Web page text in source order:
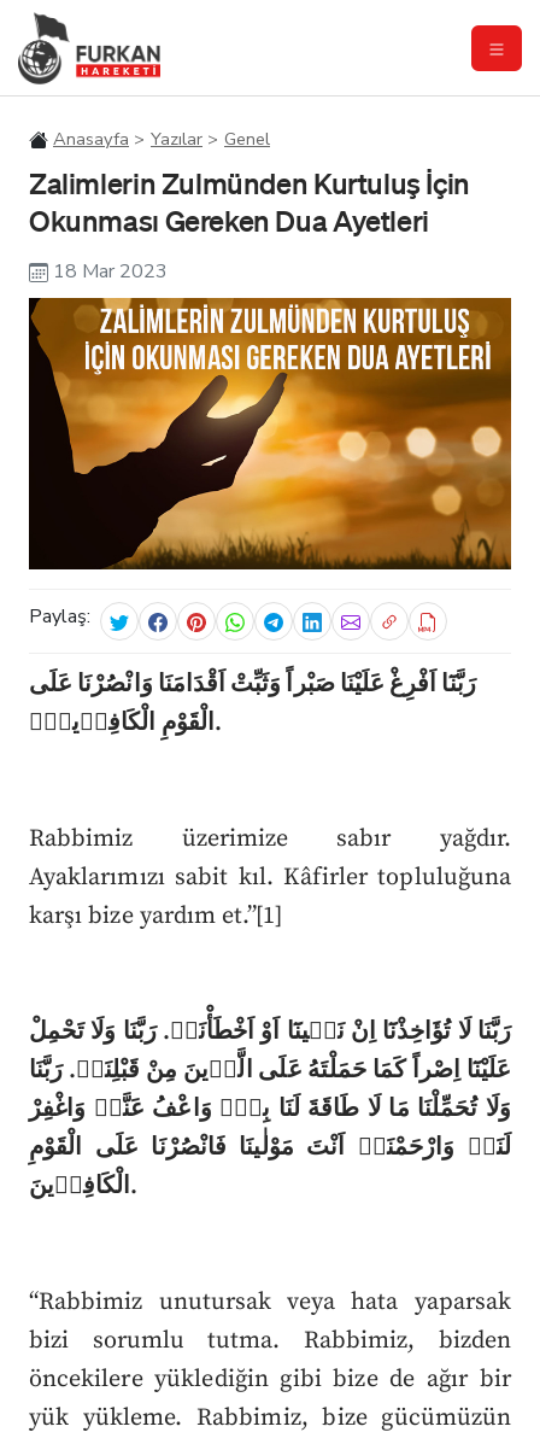
Anasayfa Yazılar Genel
Zalimlerin Zulmünden Kurtuluş İçin
Okunması Gereken Dua Ayetleri
18 Mar 2023
Paylaş:
رَبَّنَٓا اَفْرِغْ عَلَيْنَا صَبْراً وَثَبِّتْ اَقْدَامَنَا وَانْصُرْنَا عَلَى
الْقَوْمِ الْكَافِر۪ينَۜ.
Rabbimiz üzerimize sabır yağdır.
Ayaklarımızı sabit kıl. Kâfirler topluluğuna
karşı bize yardım et.”[1]
رَبَّنَا لَا تُؤَاخِذْنَٓا اِنْ نَس۪ينَٓا اَوْ اَخْطَأْنَاۚ. رَبَّنَا وَلَا تَحْمِلْ
عَلَيْنَٓا اِصْراً كَمَا حَمَلْتَهُ عَلَى الَّذ۪ينَ مِنْ قَبْلِنَاۚ. رَبَّنَا
وَلَا تُحَمِّلْنَا مَا لَا طَاقَةَ لَنَا بِه۪ۚ وَاعْفُ عَنَّا۠ وَاغْفِرْ
لَنَا۠ وَارْحَمْنَا۠ اَنْتَ مَوْلٰينَا فَانْصُرْنَا عَلَى الْقَوْمِ
الْكَافِر۪ينَ.
“Rabbimiz unutursak veya hata yaparsak
bizi sorumlu tutma. Rabbimiz, bizden
öncekilere yüklediğin gibi bize de ağır bir
yük yükleme. Rabbimiz, bize gücümüzün